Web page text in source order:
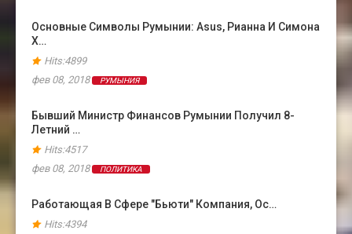
Основные Символы Румынии: Asus, Рианна И Симона
Х…
Hits:4899
фев 08, 2018
РУМЫНИЯ
Бывший Министр Финансов Румынии Получил 8-
Летний …
Hits:4517
фев 08, 2018
ПОЛИТИКА
Работающая В Сфере "бьюти" Компания, Ос…
Hits:4394